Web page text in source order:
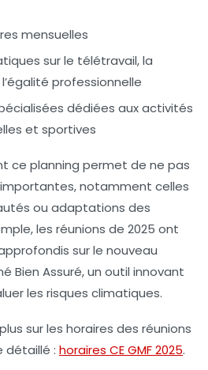
mensuelles
sur le télétravail, la
professionnelle
dédiées aux activités
et sportives
ce planning permet de ne pas
notamment celles
ou adaptations des
les réunions de 2025 ont
sur le nouveau
Bien Assuré, un outil innovant
les risques climatiques.
sur les horaires des réunions
détaillé : horaires CE GMF 2025.